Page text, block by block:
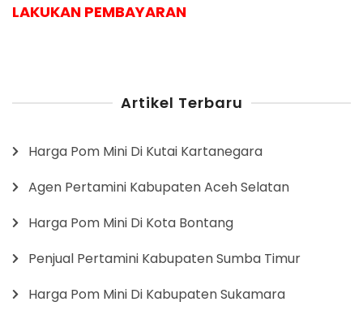
LAKUKAN PEMBAYARAN
Artikel Terbaru
Harga Pom Mini Di Kutai Kartanegara
Agen Pertamini Kabupaten Aceh Selatan
Harga Pom Mini Di Kota Bontang
Penjual Pertamini Kabupaten Sumba Timur
Harga Pom Mini Di Kabupaten Sukamara